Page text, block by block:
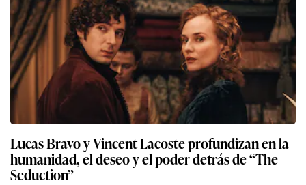
Lucas Bravo y Vincent Lacoste profundizan en la
humanidad, el deseo y el poder detrás de “The
Seduction”